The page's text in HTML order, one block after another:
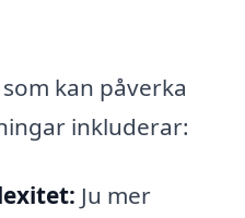
kan påverka
inkluderar:
Ju mer